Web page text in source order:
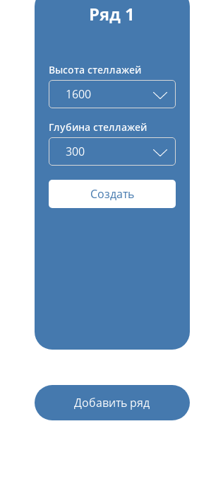
Ряд 1
Высота стеллажей
Глубина стеллажей
Создать
Добавить ряд